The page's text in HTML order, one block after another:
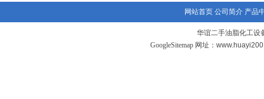
网站首页 公司简介 产品
华谊二手油脂化工设
GoogleSitemap 网址：